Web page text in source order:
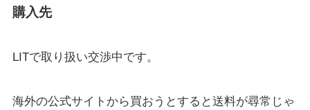
購入先
LITで取り扱い交渉中です。
海外の公式サイトから買おうとすると送料が尋常じゃ